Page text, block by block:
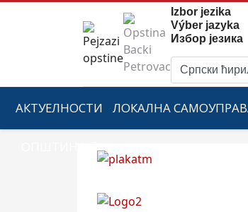
Izbor jezika
Výber jazyka
Избор језика
АКТУЕЛНОСТИ ЛОКАЛНА